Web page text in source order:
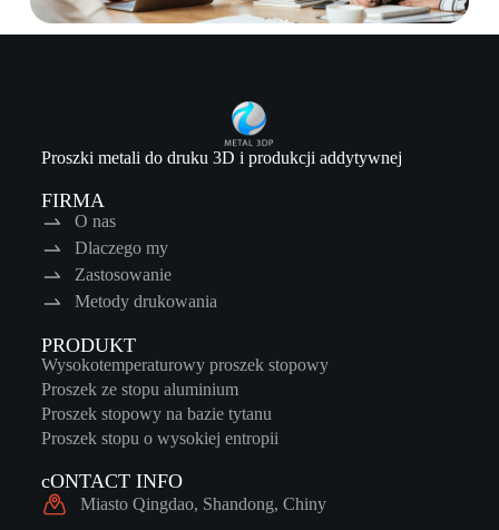
Proszki metali do druku 3D i produkcji addytywnej
FIRMA
O nas
Dlaczego my
Zastosowanie
Metody drukowania
PRODUKT
Wysokotemperaturowy proszek stopowy
Proszek ze stopu aluminium
Proszek stopowy na bazie tytanu
Proszek stopu o wysokiej entropii
cONTACT INFO
Miasto Qingdao, Shandong, Chiny